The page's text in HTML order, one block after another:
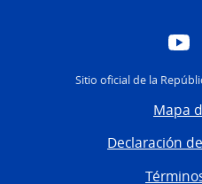
Sitio oficial de la
Mapa
Declaración